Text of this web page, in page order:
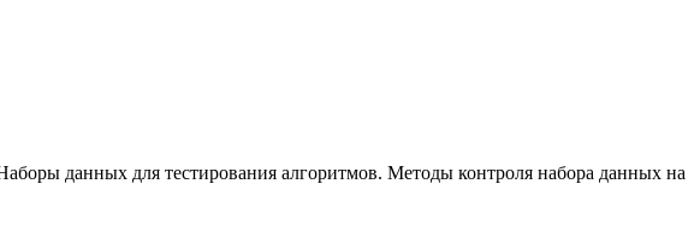
данных для тестирования алгоритмов. Методы контроля набора данных на